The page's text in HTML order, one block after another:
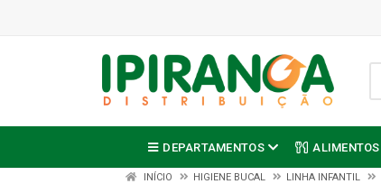
DEPARTAMENTOS ALIMENTOS
INÍCIO HIGIENE BUCAL LINHA INFANTIL